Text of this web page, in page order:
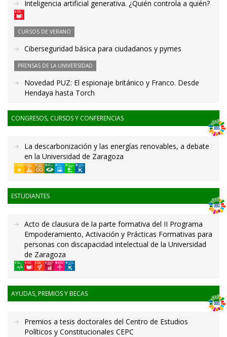
Inteligencia artificial generativa. ¿Quién controla a quién?
CURSOS DE VERANO
Ciberseguridad básica para ciudadanos y pymes
PRENSAS DE LA UNIVERSIDAD
Novedad PUZ: El espionaje británico y Franco. Desde
Hendaya hasta Torch
CONGRESOS, CURSOS Y CONFERENCIAS
La descarbonización y las energías renovables, a debate
en la Universidad de Zaragoza
ESTUDIANTES
Acto de clausura de la parte formativa del II Programa
Empoderamiento, Activación y Prácticas Formativas para
personas con discapacidad intelectual de la Universidad
de Zaragoza
AYUDAS, PREMIOS Y BECAS
Premios a tesis doctorales del Centro de Estudios
Políticos y Constitucionales CEPC